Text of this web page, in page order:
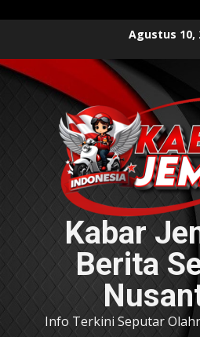
content
Agustus 10,
Kabar
Berita
Info Terkini Seputar